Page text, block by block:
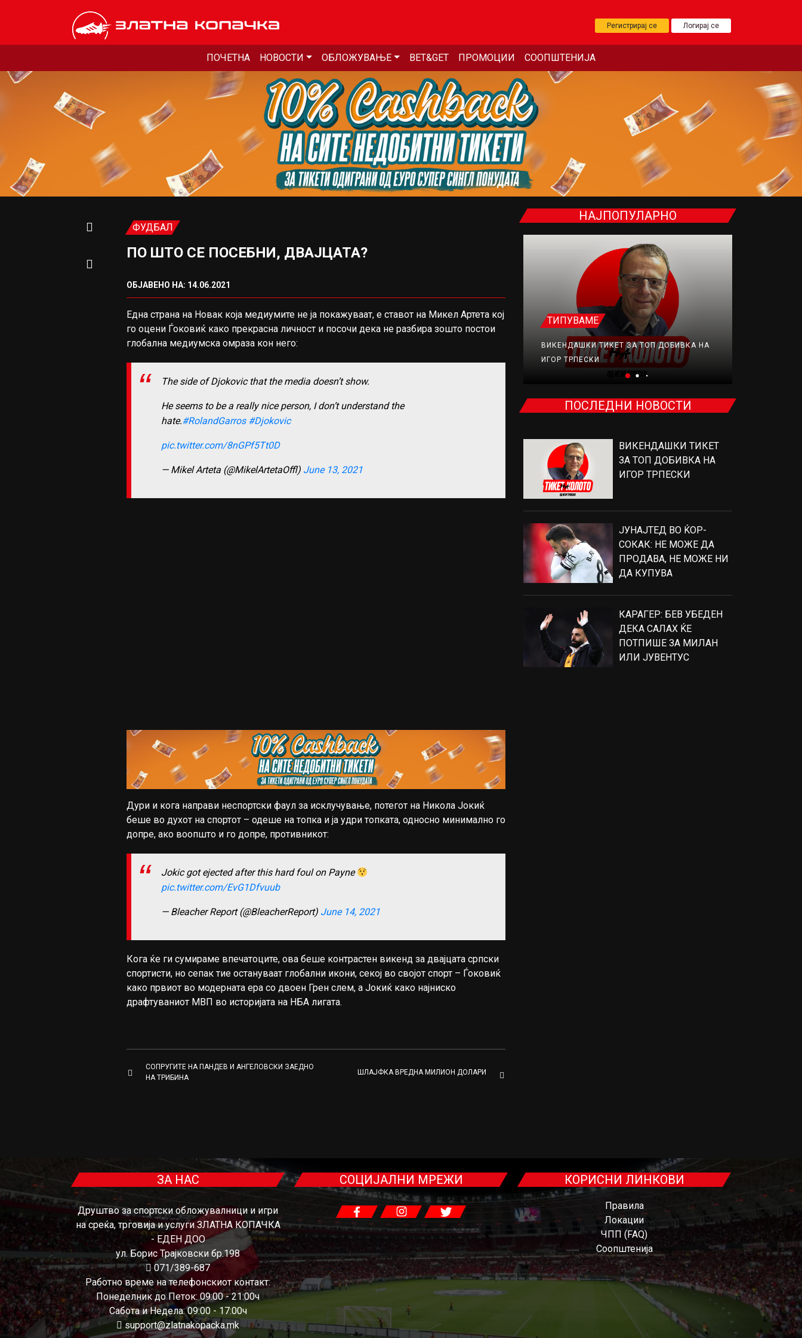
Регистрирај се Логирај се
ПОЧЕТНА НОВОСТИ ОБЛОЖУВАЊЕ BET&GET ПРОМОЦИИ СООПШТЕНИЈА
ФУДБАЛ
ПО ШТО СЕ ПОСЕБНИ, ДВАЈЦАТА?
ОБЈАВЕНО НА: 14.06.2021
Една страна на Новак која медиумите не ја покажуваат, е ставот на Микел Артета кој
го оцени Ѓоковиќ како прекрасна личност и посочи дека не разбира зошто постои
глобална медиумска омраза кон него:
The side of Djokovic that the media doesn’t show.
He seems to be a really nice person, I don’t understand the
hate.#RolandGarros #Djokovic
pic.twitter.com/8nGPf5Tt0D
— Mikel Arteta (@MikelArtetaOffl) June 13, 2021
Дури и кога направи неспортски фаул за исклучување, потегот на Никола Јокиќ
беше во духот на спортот – одеше на топка и ја удри топката, односно минимално го
допре, ако воопшто и го допре, противникот:
Jokic got ejected after this hard foul on Payne
pic.twitter.com/EvG1Dfvuub
— Bleacher Report (@BleacherReport) June 14, 2021
Кога ќе ги сумираме впечатоците, ова беше контрастен викенд за двајцата српски
спортисти, но сепак тие остануваат глобални икони, секој во својот спорт – Ѓоковиќ
како првиот во модерната ера со двоен Грен слем, а Јокиќ како најниско
драфтуваниот МВП во историјата на НБА лигата.
СОПРУГИТЕ НА ПАНДЕВ И АНГЕЛОВСКИ ЗАЕДНО
НА ТРИБИНА
ШЛАЈФКА ВРЕДНА МИЛИОН ДОЛАРИ
НАЈПОПУЛАРНО
ФУДБАЛ ТИПУВАМЕ
ВИКЕНДАШКИ ТИКЕТ ЗА ТОП ДОБИВКА НА
ИГОР ТРПЕСКИ
ПОСЛЕДНИ НОВОСТИ
ВИКЕНДАШКИ ТИКЕТ
ЗА ТОП ДОБИВКА НА
ИГОР ТРПЕСКИ
ЈУНАЈТЕД ВО ЌОР-
СОКАК: НЕ МОЖЕ ДА
ПРОДАВА, НЕ МОЖЕ НИ
ДА КУПУВА
КАРАГЕР: БЕВ УБЕДЕН
ДЕКА САЛАХ ЌЕ
ПОТПИШЕ ЗА МИЛАН
ИЛИ ЈУВЕНТУС
ЗА НАС
Друштво за спортски обложувалници и игри
на среќа, трговија и услуги ЗЛАТНА КОПАЧКА
- ЕДЕН ДОО
ул. Борис Трајковски бр.198
071/389-687
Работно време на телефонскиот контакт:
Понеделник до Петок: 09:00 - 21:00ч
Сабота и Недела: 09:00 - 17:00ч
support@zlatnakopacka.mk
СОЦИЈАЛНИ МРЕЖИ КОРИСНИ ЛИНКОВИ
Правила
Локации
ЧПП (FAQ)
Соопштенија